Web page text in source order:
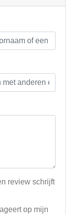
review schrijft
op mijn